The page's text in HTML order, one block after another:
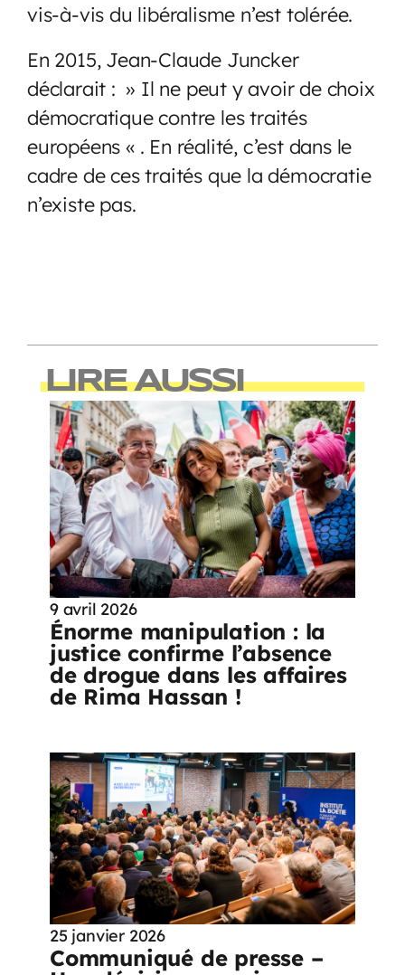
vis-à-vis du libéralisme n’est tolérée.
En 2015, Jean-Claude Juncker
déclarait : » Il ne peut y avoir de choix
démocratique contre les traités
européens « . En réalité, c’est dans le
cadre de ces traités que la démocratie
n’existe pas.
LIRE AUSSI
9 avril 2026
Énorme manipulation : la
justice confirme l’absence
de drogue dans les affaires
de Rima Hassan !
25 janvier 2026
Communiqué de presse –